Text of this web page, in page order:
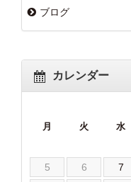
ブログ
カレンダー
月 火 水
5
6 7